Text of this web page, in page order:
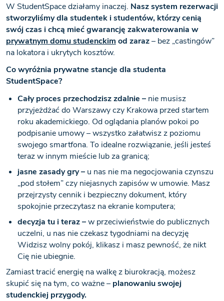
W StudentSpace działamy inaczej. Nasz system rezerwacji
stworzyliśmy dla studentek i studentów, którzy cenią
swój czas i chcą mieć gwarancję zakwaterowania w
prywatnym domu studenckim od zaraz– bez „castingów”
na lokatora i ukrytych kosztów.
Co wyróżnia prywatne stancje dla studenta
StudentSpace?
Cały proces przechodzisz zdalnie – nie musisz
przyjeżdżać do Warszawy czy Krakowa przed startem
roku akademickiego. Od oglądania planów pokoi po
podpisanie umowy – wszystko załatwisz z poziomu
swojego smartfona. To idealne rozwiązanie, jeśli jesteś
teraz w innym mieście lub za granicą;
jasne zasady gry – u nas nie ma negocjowania czynszu
„pod stołem” czy niejasnych zapisów w umowie. Masz
przejrzysty cennik i bezpieczny dokument, który
spokojnie przeczytasz na ekranie komputera;
decyzja tu i teraz –w przeciwieństwie do publicznych
uczelni, u nas nie czekasz tygodniami na decyzję
Widzisz wolny pokój, klikasz i masz pewność, że nikt
Cię nie ubiegnie.
Zamiast tracić energię na walkę z biurokracją, możesz
skupić się na tym, co ważne – planowaniu swojej
studenckiej przygody.